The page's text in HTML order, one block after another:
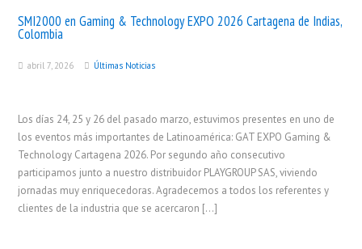
SMI2000 en Gaming & Technology EXPO 2026 Cartagena de Indias,
Colombia
abril 7, 2026 Últimas Noticias
Los días 24, 25 y 26 del pasado marzo, estuvimos presentes en uno de
los eventos más importantes de Latinoamérica: GAT EXPO Gaming &
Technology Cartagena 2026. Por segundo año consecutivo
participamos junto a nuestro distribuidor PLAYGROUP SAS, viviendo
jornadas muy enriquecedoras. Agradecemos a todos los referentes y
clientes de la industria que se acercaron […]